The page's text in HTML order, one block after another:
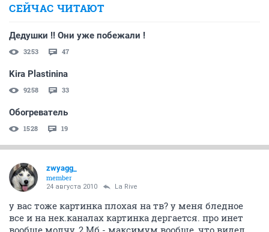
СЕЙЧАС ЧИТАЮТ
Дедушки !! Они уже побежали !
3253 47
Kira Plastinina
9258 33
Обогреватель
1528 19
zwyagg_
member
24 августа 2010 La Rive
у вас тоже картинка плохая на тв? у меня бледное
все и на нек.каналах картинка дергается. про инет
вообще молчу, 2 Мб - максимум вообще, что видел